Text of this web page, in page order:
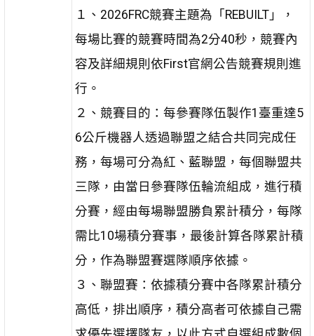
１、2026FRC競賽主題為「REBUILT」，
每場比賽的競賽時間為2分40秒，競賽內
容及詳細規則依First官網公告競賽規則進
行。
２、競賽目的：每參賽隊伍製作1臺重達5
6公斤機器人透過聯盟之結合共同完成任
務，每場可分為紅、藍聯盟，每個聯盟共
三隊，由當日參賽隊伍輪流組成，進行積
分賽，經由每場聯盟勝負累計積分，每隊
需比10場積分賽事，最後計算各隊累計積
分，作為聯盟賽選隊順序依據。
３、聯盟賽：依據積分賽中各隊累計積分
高低，排出順序，積分高者可依據自己需